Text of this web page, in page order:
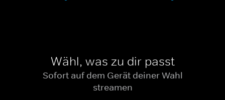
Wähl, was zu dir passt
Sofort auf dem Gerät deiner Wahl
streamen